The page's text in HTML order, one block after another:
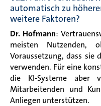
automatisch zu
weitere Faktoren?
Dr. Hofmann:
meisten
Voraussetzung, dass sie
verwenden. Für eine
die KI-Systeme
Mitarbeitenden und
Anliegen unterstützen.